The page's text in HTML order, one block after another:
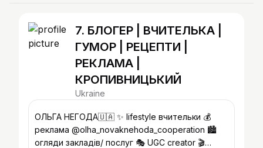
7. БЛОГЕР | ВЧИТЕЛЬКА |
ГУМОР | РЕЦЕПТИ |
РЕКЛАМА |
КРОПИВНИЦЬКИЙ
Ukraine
ОЛЬГА НЕГОДА🇺🇦 ✨ lifestyle вчительки 💰
реклама @olha_novaknehoda_cooperation 🏙️
огляди закладів/ послуг 🎭 UGC creator 🎬